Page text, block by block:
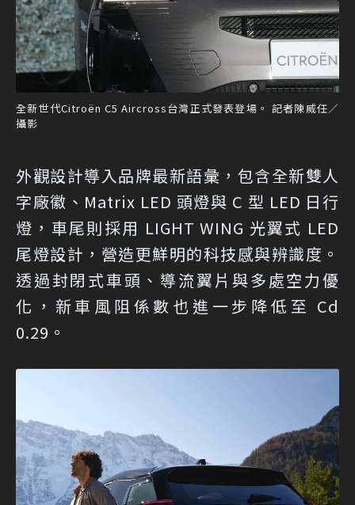
全新世代Citroën C5 Aircross台灣正式發表登場。 記者陳威任／
攝影
外觀設計導入品牌最新語彙，包含全新雙人
字廠徽、Matrix LED 頭燈與 C 型 LED 日行
燈，車尾則採用 LIGHT WING 光翼式 LED
尾燈設計，營造更鮮明的科技感與辨識度。
透過封閉式車頭、導流翼片與多處空力優
化，新車風阻係數也進一步降低至 Cd
0.29。